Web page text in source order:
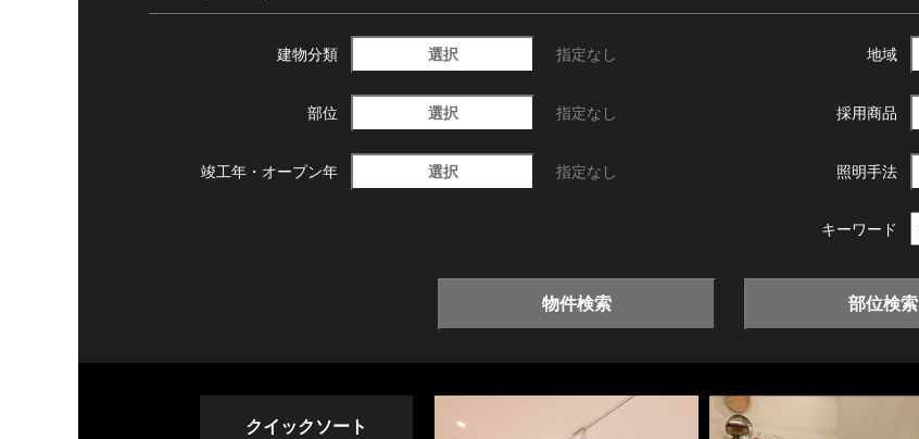
建物分類 選択 指定なし 地域
部位 選択 指定なし 採用商品
竣工年・ オープン年 選択 指定なし 照明手法
キーワード
物件検索 部位検索
クイックソート